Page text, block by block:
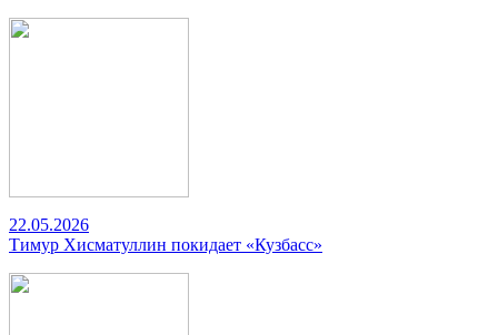
22.05.2026
Тимур Хисматуллин покидает «Кузбасс»